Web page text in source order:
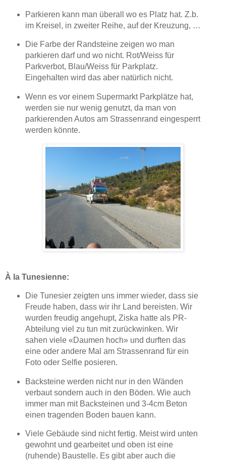
Parkieren kann man überall wo es Platz hat. Z.b.
im Kreisel, in zweiter Reihe, auf der Kreuzung, …
Die Farbe der Randsteine zeigen wo man
parkieren darf und wo nicht. Rot/Weiss für
Parkverbot, Blau/Weiss für Parkplatz.
Eingehalten wird das aber natürlich nicht.
Wenn es vor einem Supermarkt Parkplätze hat,
werden sie nur wenig genutzt, da man von
parkierenden Autos am Strassenrand eingesperrt
werden könnte.
À la Tunesienne:
Die Tunesier zeigten uns immer wieder, dass sie
Freude haben, dass wir ihr Land bereisten. Wir
wurden freudig angehupt, Ziska hatte als PR-
Abteilung viel zu tun mit zurückwinken. Wir
sahen viele «Daumen hoch» und durften das
eine oder andere Mal am Strassenrand für ein
Foto oder Selfie posieren.
Backsteine werden nicht nur in den Wänden
verbaut sondern auch in den Böden. Wie auch
immer man mit Backsteinen und 3-4cm Beton
einen tragenden Boden bauen kann.
Viele Gebäude sind nicht fertig. Meist wird unten
gewohnt und gearbeitet und oben ist eine
(ruhende) Baustelle. Es gibt aber auch die